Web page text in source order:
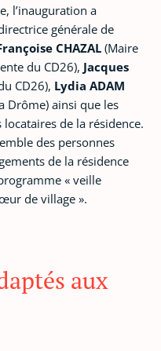
l’inauguration a
générale de
CHAZAL(Maire
du CD26), Jacques
CD26), Lydia ADAM
Drôme) ainsi que les
de la résidence.
des personnes
de la résidence
« veille
de village ».
aux